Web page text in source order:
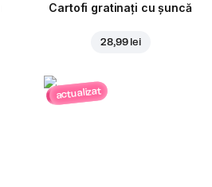
Cartofi gratinați cu șuncă
28,99 lei
actualizat